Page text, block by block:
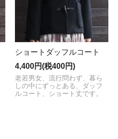
ショートダッフルコート
4,400円(税400円)
老若男女、流行問わず、暮ら
しの中にずっとある、ダッフ
ルコート、ショート丈です。